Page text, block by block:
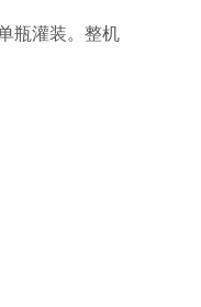
瓶灌装。整机